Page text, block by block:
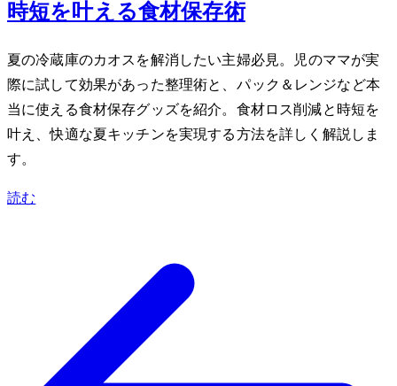
時短を叶える食材保存術
夏の冷蔵庫のカオスを解消したい主婦必見。2児のママが実
際に試して効果があった整理術と、iwakiパック＆レンジなど本
当に使える食材保存グッズを紹介。食材ロス削減と時短を
叶え、快適な夏キッチンを実現する方法を詳しく解説しま
す。
読む